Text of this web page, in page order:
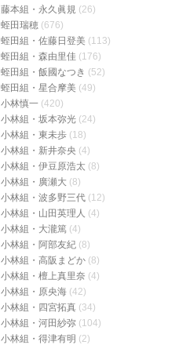
藤本組・永久眞規 (26)
蛭田瑞穂 (676)
蛭田組・佐藤日登美 (113)
蛭田組・森由里佳 (176)
蛭田組・飯國なつき (52)
蛭田組・星合摩美 (49)
小林慎一 (420)
小林組・坂本弥光 (24)
小林組・東未歩 (18)
小林組・新井奈央 (4)
小林組・伊豆原浩太 (8)
小林組・廣瀬大 (8)
小林組・波多野三代 (12)
小林組・山田英理人 (4)
小林組・大瀧篤 (4)
小林組・阿部友紀 (8)
小林組・高阪まどか (8)
小林組・檀上真里奈 (4)
小林組・原央海 (42)
小林組・四宮拓真 (34)
小林組・河田紗弥 (104)
小林組・得津有明 (2)